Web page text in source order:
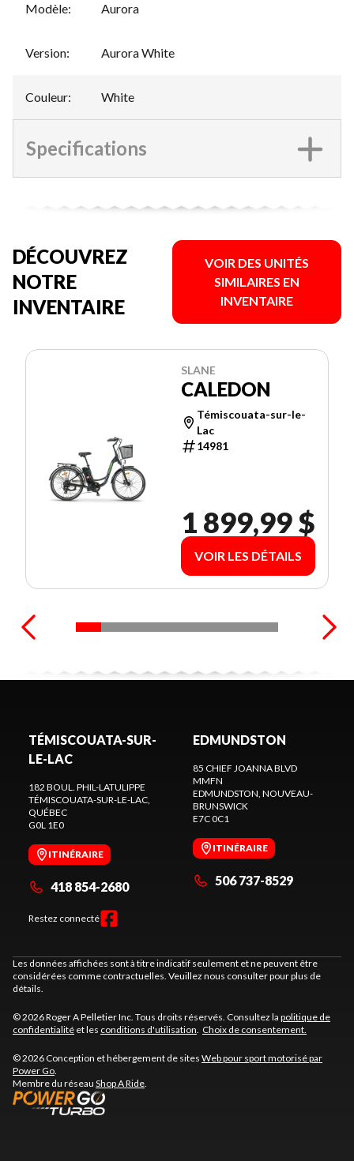
Modèle: Aurora
Version: Aurora White
Couleur: White
Specifications
DÉCOUVREZ
NOTRE
INVENTAIRE
VOIR DES UNITÉS
SIMILAIRES EN
INVENTAIRE
SLANE
CALEDON
Témiscouata-sur-le-
Lac
14981
1 899,99 $
VOIR LES DÉTAILS
TÉMISCOUATA-SUR-
LE-LAC
182 BOUL. PHIL-LATULIPPE
TÉMISCOUATA-SUR-LE-LAC
QUÉBEC
G0L 1E0
ITINÉRAIRE
418 854-2680
Restez connecté
EDMUNDSTON
85 CHIEF JOANNA BLVD
MMFN
EDMUNDSTON , NOUVEAU-
BRUNSWICK
E7C 0C1
ITINÉRAIRE
506 737-8529
Les données affichées sont à titre indicatif seulement et ne peuvent être
considérées comme contractuelles. Veuillez nous consulter pour plus de
détails.
© 2026 Roger A Pelletier Inc. Tous droits réservés. Consultez la politique de
confidentialité et les conditions d'utilisation Choix de consentement.
© 2026 Conception et hébergement de sites Web pour sport motorisé par
Power Go
Membre du réseau Shop A Ride